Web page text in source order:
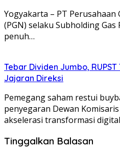
Yogyakarta – PT
(PGN) selaku Subholding
penuh…
Tebar Dividen Jumbo,
Jajaran Direksi
Pemegang saham restui
penyegaran Dewan
akselerasi transformasi
Tinggalkan Balasan